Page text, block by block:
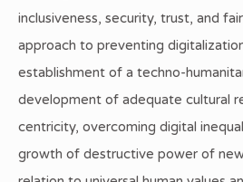
inclusiveness, security, trust, and
approach to preventing
establishment of a techno-
development of adequate cultural
centricity, overcoming digital
growth of destructive power of